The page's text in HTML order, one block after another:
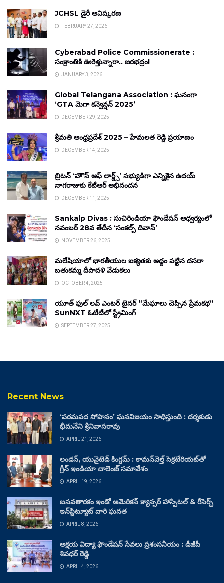
JCHSL డైరీ ఆవిష్కరణ
FEBRUARY 27, 2026
Cyberabad Police Commissionerate :
సంక్రాంతికి ఊరెళ్తున్నారా.. జరభద్రం!
JANUARY 3, 2026
Global Telangana Association : ఘనంగా
‘GTA మెగా కన్వెన్షన్ 2025’
DECEMBER 29, 2025
శ్రీమతి ఆంధ్రప్రదేశ్ 2025 – హేమలత రెడ్డి ప్రయాణం
DECEMBER 14, 2025
బ్రిటన్ ‘హౌస్ ఆఫ్ లార్డ్స్’ సభ్యుడిగా ఎన్నికైన ఉదయ్
నాగరాజుకు కేటీఆర్ అభినందన
DECEMBER 11, 2025
Sankalp Divas : సుచిరిండియా ఫౌండేషన్ ఆధ్వర్యంలో
నవంబర్ 28వ తేదీన ‘సంకల్ప్ దివాస్’
NOVEMBER 26, 2025
మలేషియాలో భారతీయుల ఐక్యతకు అద్దం పట్టిన దసరా
బతుకమ్మ దీపావళి వేడుకలు
OCTOBER 4, 2025
యూత్ ఫుల్ లవ్ ఎంటర్ టైనర్ “మేఘాలు చెప్పిన ప్రేమకథ”
SunNXT ఓటీటీలో స్ట్రీమింగ్
SEPTEMBER 27, 2025
Recent News
‘పరమపద సోపానం’ ఘనవిజయం సాధిస్తుంది : దర్శకుడు
భీమనేని శ్రీనివాసరావు
APRIL 21, 2026
లండన్, యునైటెడ్ కింగ్డమ్ : కామన్‌వెల్త్ సెక్రటేరియట్‌తో
గ్రీన్ ఇండియా చాలెంజ్ సమావేశం
APRIL 19, 2026
బసవతారకం ఇండో అమెరికన్ క్యాన్సర్ హాస్పిటల్ & రీసెర్చ్
ఇన్‌స్టిట్యూట్ వారి ఘనత
APRIL 8, 2026
అక్షయ విద్యా ఫౌండేషన్ సేవలు ప్రశంసనీయం : డీజీపీ
శివధర్ రెడ్డి
APRIL 4, 2026